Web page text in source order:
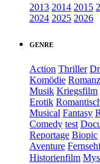
2013 2014 2015
2024 2025 2026
GENRE
Action Thriller
Komödie
Musik Kriegsfilm
Erotik
Musical Fantasy
Comedy test
Reportage Biopic
Aventure
Historienfilm